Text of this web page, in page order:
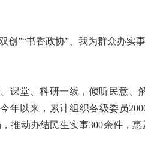
”“书香政协”、我为群众办实
堂、科研一线，倾听民意、
年以来，累计组织各级委员
推动办结民生实事300余件，